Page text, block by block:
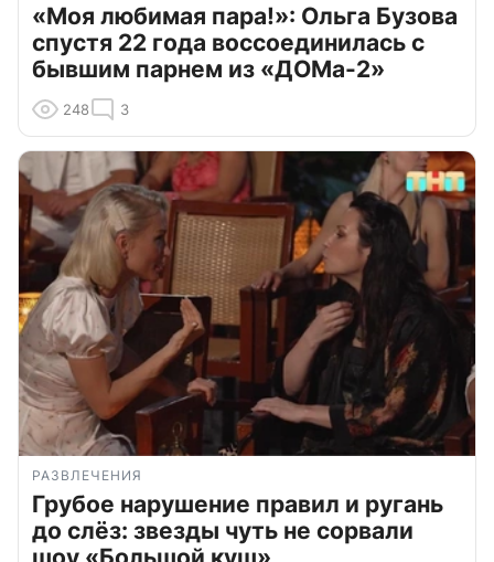
«Моя любимая пара!»: Ольга Бузова
спустя 22 года воссоединилась с
бывшим парнем из «ДОМа-2»
248 3
РАЗВЛЕЧЕНИЯ
Грубое нарушение правил и ругань
до слёз: звезды чуть не сорвали